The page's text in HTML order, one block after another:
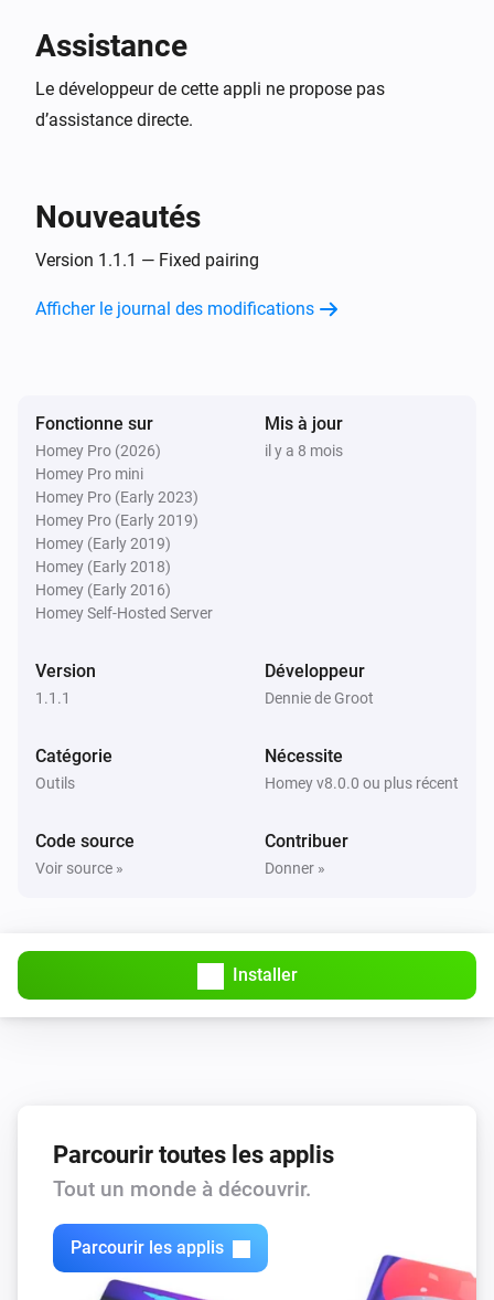
Assistance
Le développeur de cette appli ne propose pas
d’assistance directe.
Nouveautés
Version 1.1.1 — Fixed pairing
Afficher le journal des modifications
Fonctionne sur
Homey Pro (2026)
Homey Pro mini
Homey Pro (Early 2023)
Homey Pro (Early 2019)
Homey (Early 2019)
Homey (Early 2018)
Homey (Early 2016)
Homey Self-Hosted Server
Mis à jour
il y a 8 mois
Version
1.1.1
Développeur
Dennie de Groot
Catégorie
Outils
Nécessite
Homey v8.0.0 ou plus récent
Code source
Voir source »
Contribuer
Donner »
Installer
Parcourir toutes les applis
Tout un monde à découvrir.
Parcourir les applis